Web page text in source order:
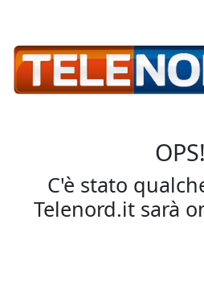
OPS!
C'è stato
Telenord.it sarà